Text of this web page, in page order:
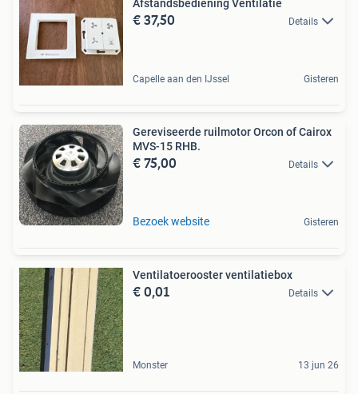
Afstandsbediening Ventilatie
€ 37,50 Details
Capelle aan den IJssel Gisteren
Gereviseerde ruilmotor Orcon of Cairox
MVS-15 RHB.
€ 75,00 Details
Bezoek website Gisteren
Ventilatoerooster ventilatiebox
€ 0,01 Details
Monster 13 jun 26